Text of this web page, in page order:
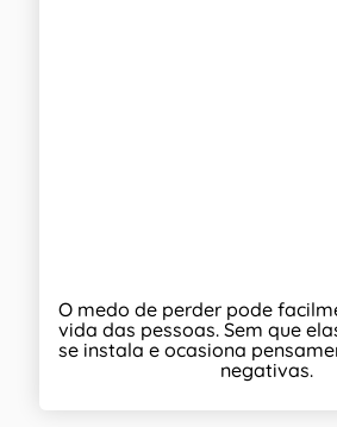
O medo de perder pode
vida das pessoas. Sem que
se instala e ocasiona
negativas.